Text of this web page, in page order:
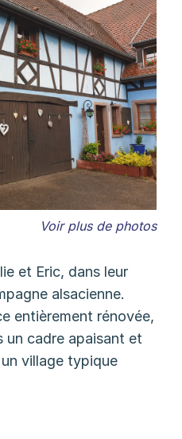
Voir plus de photos
et Eric, dans leur
alsacienne.
entièrement rénovée,
un cadre apaisant et
village typique